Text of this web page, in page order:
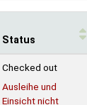
Status
Checked out
Ausleihe und
Einsicht nicht